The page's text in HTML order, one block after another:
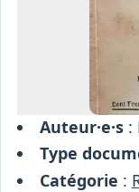
Auteur·e·s:
Type
Catégorie :